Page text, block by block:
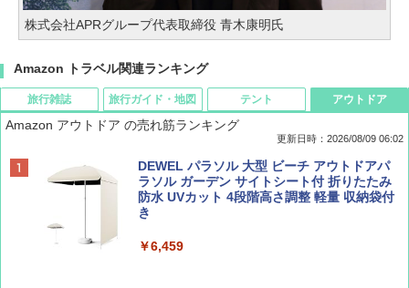
株式会社APRグループ代表取締役 青木康明氏
Amazon トラベル関連ランキング
旅行雑誌
BE-PAL(ビ-パル) 2026年 9 月号【特別付録:
SOTO ミニマル"旅"財布 ランダム2種】
￥1,500
旅行ガイド・地図
地球の歩き方 スター・ウォーズ
￥2,695
テント
[キャンパーズコレクション 山善] ポップアッ
プテント 傘みたいに広げて畳める パッとサ
ッとサンシェード キューブ フルクローズ メ
ッシュ 簡単設置 ワンタッチテント キャンプ
アウトドア
Amazon アウトドア の売れ筋ランキング
更新日時：2026/08/09 06:02
DEWEL パラソル 大型 ビーチ アウトドアパ
ラソル ガーデン サイトシート付 折りたたみ
防水 UVカット 4段階高さ調整 軽量 収納袋付
き
￥6,459